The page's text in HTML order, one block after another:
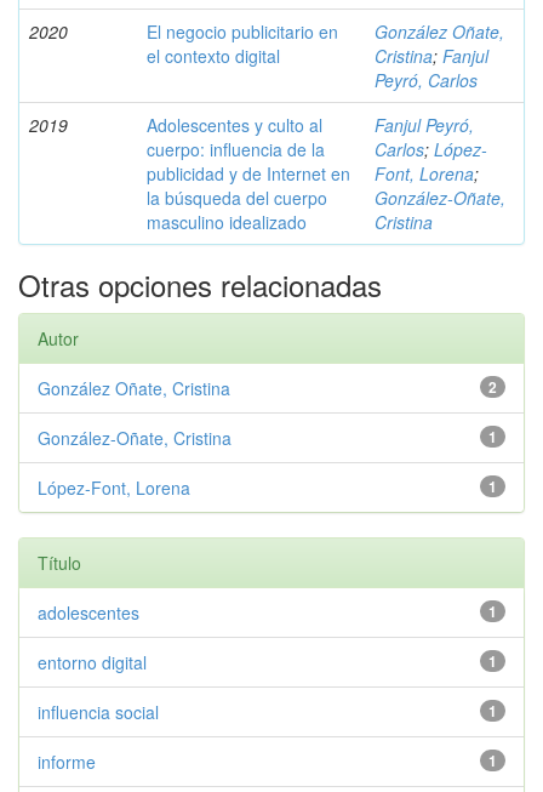
2020
El negocio publicitario en
el contexto digital
González Oñate,
Cristina; Fanjul
Peyró, Carlos
2019
Adolescentes y culto al
cuerpo: influencia de la
publicidad y de Internet en
la búsqueda del cuerpo
masculino idealizado
Fanjul Peyró,
Carlos; López-
Font, Lorena;
González-Oñate,
Cristina
Otras opciones relacionadas
Autor
2
González Oñate, Cristina
1
González-Oñate, Cristina
1
López-Font, Lorena
Título
1
adolescentes
1
entorno digital
1
influencia social
1
informe